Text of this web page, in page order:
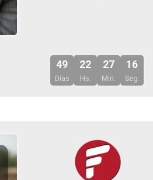
49
Días
22
Hs.
27
Min.
14
Seg.